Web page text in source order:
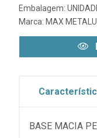
Embalagem:
Marca: MAX
BASE MACIA